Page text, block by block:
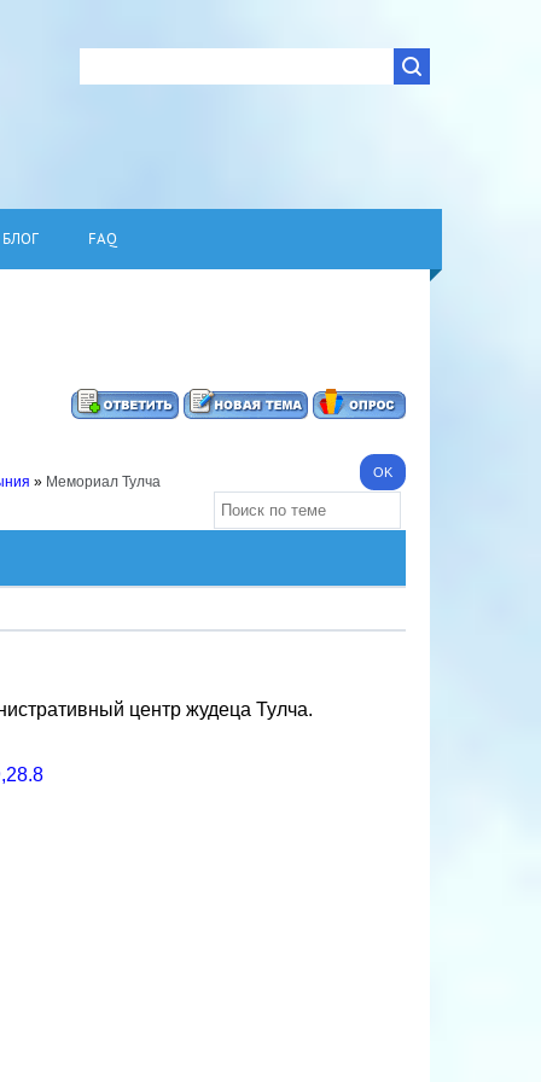
БЛОГ FAQ
» Мемориал Тулча
центр жудеца Тулча.